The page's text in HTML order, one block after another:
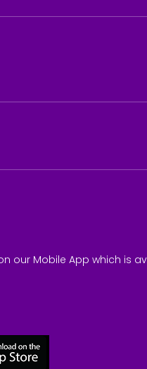
our Mobile App which is